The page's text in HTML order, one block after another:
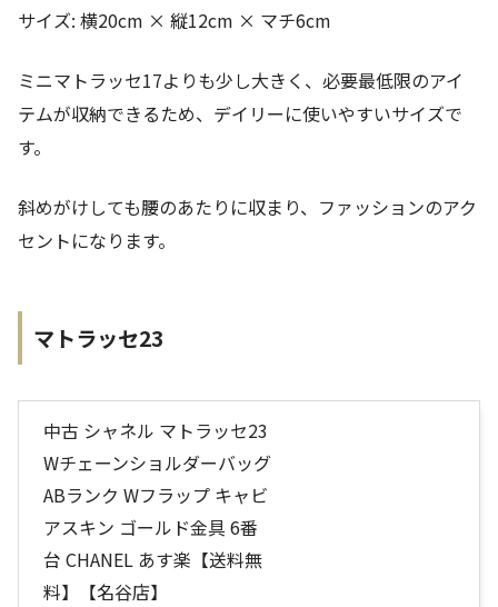
サイズ: 横20cm × 縦12cm × マチ6cm
ミニマトラッセ17よりも少し大きく、必要最低限のアイ
テムが収納できるため、デイリーに使いやすいサイズで
す。
斜めがけしても腰のあたりに収まり、ファッションのアク
セントになります。
マトラッセ23
中古 シャネル マトラッセ23
Wチェーンショルダーバッグ
ABランク Wフラップ キャビ
アスキン ゴールド金具 6番
台 CHANEL あす楽【送料無
料】【名谷店】